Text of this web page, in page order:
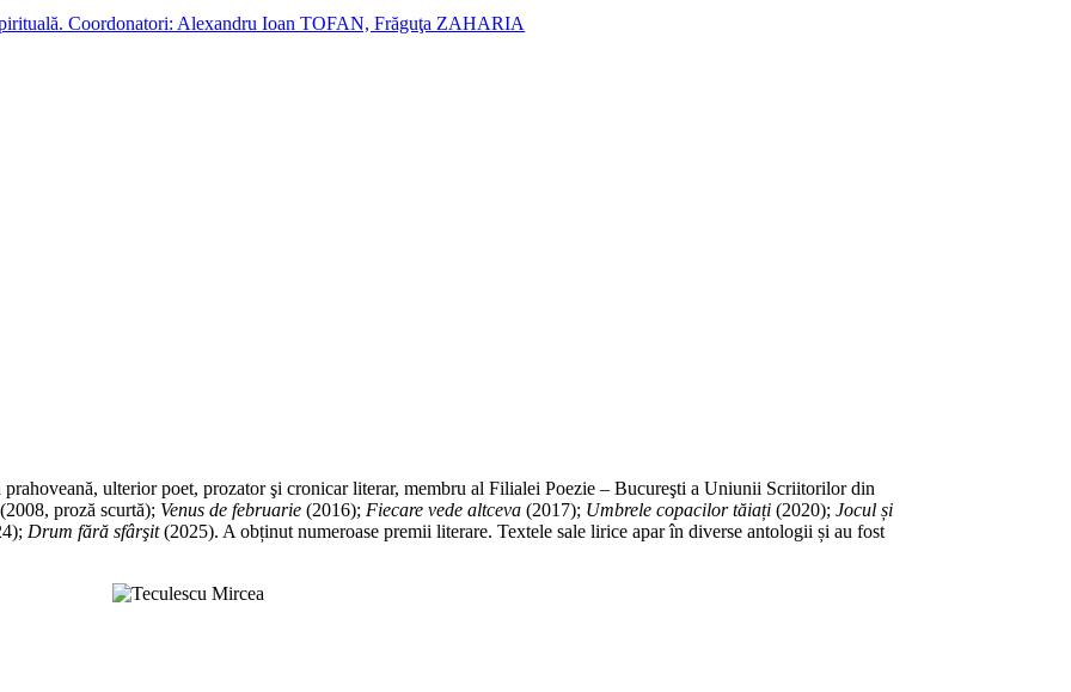
Coordonatori: Alexandru Ioan TOFAN, Frăguţa ZAHARIA
ulterior poet, prozator şi cronicar literar, membru al Filialei Poezie – Bucureşti a Uniunii Scriitorilor din
(2008, proză scurtă); Venus de februarie (2016); Fiecare vede altceva (2017); Umbrele copacilor tăiați (2020);Jocul și
Drum fără sfârşit(2025). A obținut numeroase premii literare. Textele sale lirice apar în diverse antologii și au fost